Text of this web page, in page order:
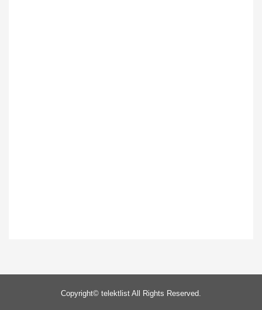
Copyright© telektlist All Rights Reserved.